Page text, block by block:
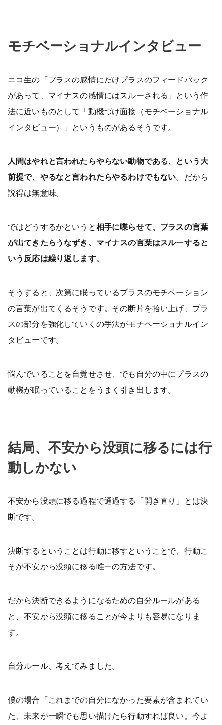
モチベーショナルインタビュー
ニコ生の「プラスの感情にだけプラスのフィードバック
があって、マイナスの感情にはスルーされる」という作
法に近いものとして「動機づけ面接（モチベーショナル
インタビュー）」というものがあるそうです。
人間はやれと言われたらやらない動物である、という大
前提で、やるなと言われたらやるわけでもない。だから
説得は無意味。
ではどうするかというと相手に喋らせて、プラスの言葉
が出てきたらうなずき、マイナスの言葉はスルーすると
いう反応は繰り返します。
そうすると、次第に眠っているプラスのモチベーション
の言葉が出てくるそうです。その断片を拾い上げ、プラ
スの部分を強化していくの手法がモチベーショナルイン
タビューです。
悩んでいることを自覚せさせ、でも自分の中にプラスの
動機が眠っていることをうまく引き出します。
結局、不安から没頭に移るには行
動しかない
不安から没頭に移る過程で通過する「開き直り」とは決
断です。
決断するということは行動に移すということで、行動こ
そが不安から没頭に移る唯一の方法です。
だから決断できるようになるための自分ルールがある
と、不安から没頭に移ることが今よりも容易になりま
す。
自分ルール、考えてみました。
僕の場合「これまでの自分になかった要素が含まれてい
た、未来が一瞬でも思い描けたら行動すれば良い。今よ